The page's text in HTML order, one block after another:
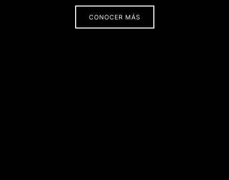
CONOCER MÁS